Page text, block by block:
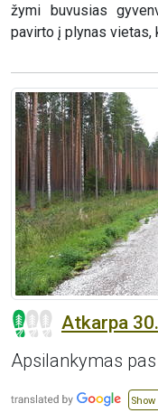
žymi buvusias
pavirto į plynas vietas,
Atkarpa
Apsilankymas